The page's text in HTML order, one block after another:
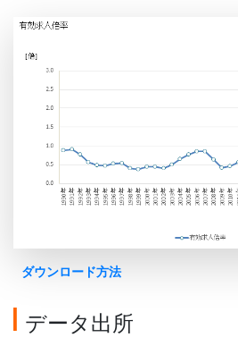
ダウンロード方法
データ出所